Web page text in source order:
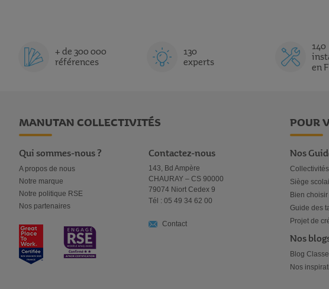
+ de 300 000
références
130
experts
140
en
MANUTAN COLLECTIVITÉS
Qui sommes-nous ?
A propos de nous
Notre marque
Notre politique RSE
Nos partenaires
Contactez-nous
143, Bd Ampère
CHAURAY – CS 90000
79074 Niort Cedex 9
Tél : 05 49 34 62 00
Contact
POUR
Nos
Siège
Bien
Guide des
Projet de
Nos
Blog
Nos